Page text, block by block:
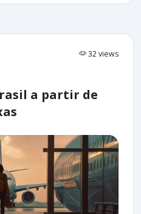
32 views
a partir de